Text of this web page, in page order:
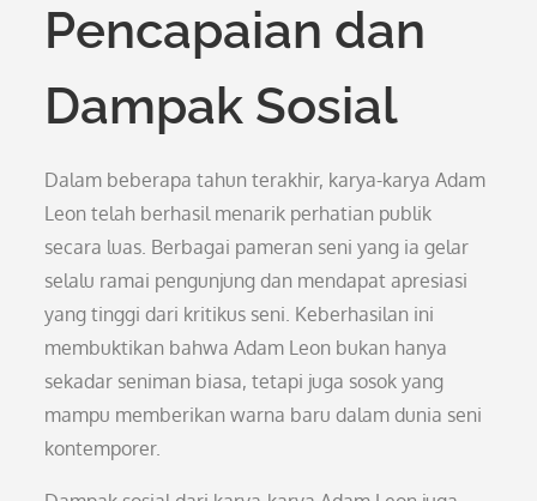
Pencapaian dan
Dampak Sosial
Dalam beberapa tahun terakhir, karya-karya Adam
Leon telah berhasil menarik perhatian publik
secara luas. Berbagai pameran seni yang ia gelar
selalu ramai pengunjung dan mendapat apresiasi
yang tinggi dari kritikus seni. Keberhasilan ini
membuktikan bahwa Adam Leon bukan hanya
sekadar seniman biasa, tetapi juga sosok yang
mampu memberikan warna baru dalam dunia seni
kontemporer.